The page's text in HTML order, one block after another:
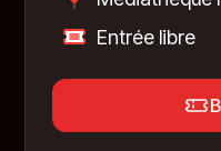
Entrée libre